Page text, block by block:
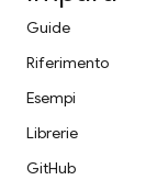
Guide
Riferimento
Esempi
Librerie
GitHub